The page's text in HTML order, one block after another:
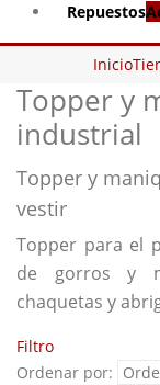
Repuestos
Inicio
Topper y
industrial
Topper y
vestir
Topper para el
de gorros y
chaquetas y
Filtro
Ordenar por: